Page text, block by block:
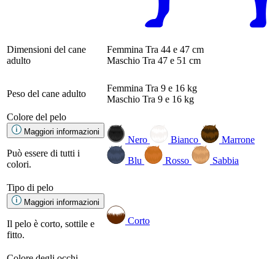
Dimensioni del cane
adulto
Femmina Tra 44 e 47 cm
Maschio Tra 47 e 51 cm
Peso del cane adulto
Femmina Tra 9 e 16 kg
Maschio Tra 9 e 16 kg
Colore del pelo
Maggiori informazioni
Può essere di tutti i
colori.
Nero Bianco
Marrone
Blu
Rosso Sabbia
Tipo di pelo
Maggiori informazioni
Il pelo è corto, sottile e
fitto.
Corto